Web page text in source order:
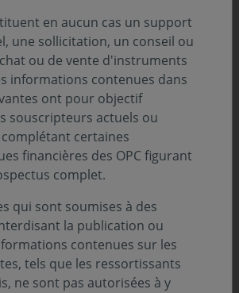
La spécificité de Covéa Finance ?
particularité d’être un peu l’entre
bénéficie de la force du groupe
solidité, de sa solvabilité mais c’est
gestion à taille humaine, avec une
plus personnalisé, avec 170
les corps de métier
vidéo ci-dessous
en aucun cas un support
une sollicitation, un conseil ou
ou de vente d'instruments
informations contenues dans
ont pour objectif
souscripteurs actuels ou
certaines
financières des OPC figurant
complet.
qui sont soumises à des
la publication ou
contenues sur les
tels que les ressortissants
ne sont pas autorisées à y